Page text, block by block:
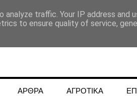
ΑΡΘΡΑ ΑΓΡΟΤΙΚΑ
traffic. Your IP address and
to ensure quality of service,